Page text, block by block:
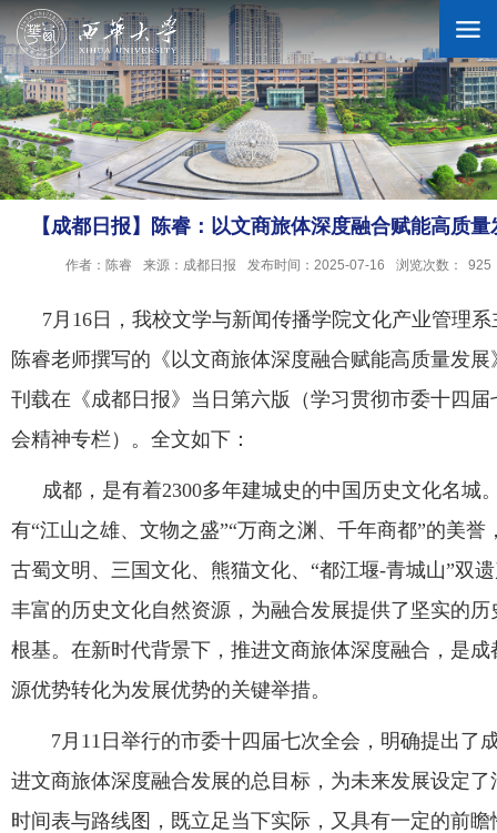
学校概况
机构设置
科学研究
合作交流
公共服务
学生
教职工
【成都日报】陈睿：以文商旅体深度融合赋能高质量
作者：陈睿 来源：成都日报 发布时间：2025-07-16 浏览次数： 925
7月 16 日，我校文学与新闻传播学院文化产业管理系
陈睿老师撰写的《以文商旅体深度融合赋能高质量发展
刊载在《成都日报》当日 第六版（学习贯彻市委十四届
会精神专栏）。全文如下：
成都，是有着2300多年建城史的中国历史文化名城
有“江山之雄、文物之盛”“万商之渊、千年商都”的美誉
古蜀文明、三国文化、熊猫文化、“都江堰-青城山”双
丰富的历史文化自然资源，为融合发展提供了坚实的历
根基。在新时代背景下，推进文商旅体深度融合，是成
源优势转化为发展优势的关键举措。
7月11日举行的市委十四届七次全会，明确提出了
进文商旅体深度融合发展的总目标，为未来发展设定了
时间表与路线图，既立足当下实际，又具有一定的前瞻